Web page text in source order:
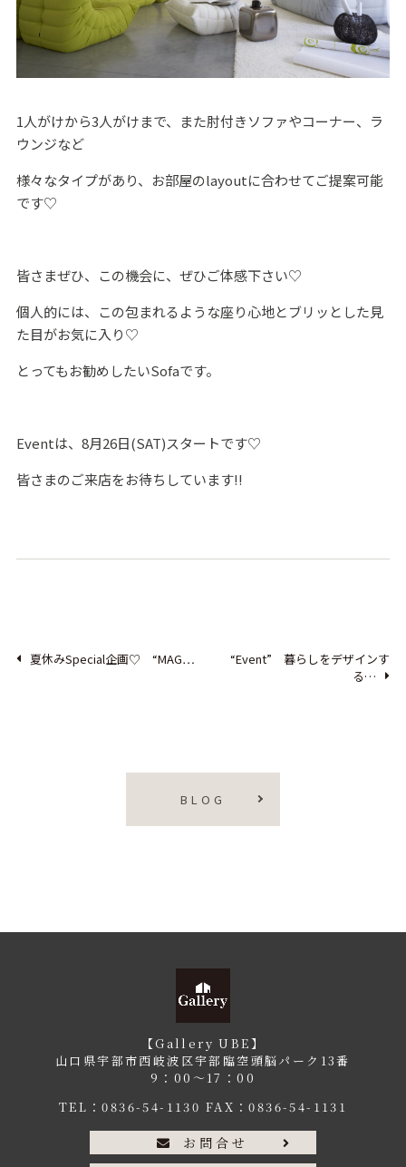
1人がけから3人がけまで、また肘付きソファやコーナー、ラ
ウンジなど
様々なタイプがあり、お部屋のlayoutに合わせてご提案可能
です♡
皆さまぜひ、この機会に、ぜひご体感下さい♡
個人的には、この包まれるような座り心地とブリッとした見
た目がお気に入り♡
とってもお勧めしたいSofaです。
Eventは、8月26日(SAT)スタートです♡
皆さまのご来店をお待ちしています‼
夏休みSpecial企画♡ “MAG…
“Event” 暮らしをデザインす
る…
BLOG
【Gallery UBE】
山口県宇部市西岐波区宇部臨空頭脳パーク13番
9：00〜17：00
TEL：0836-54-1130 FAX：0836-54-1131
お問合せ